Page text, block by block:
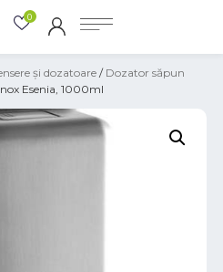
0
și dozatoare / Dozator săpun
Esenia, 1000ml